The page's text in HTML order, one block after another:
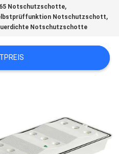
Notschutzschotte,
Notschutzschott,
Notschutzschotte